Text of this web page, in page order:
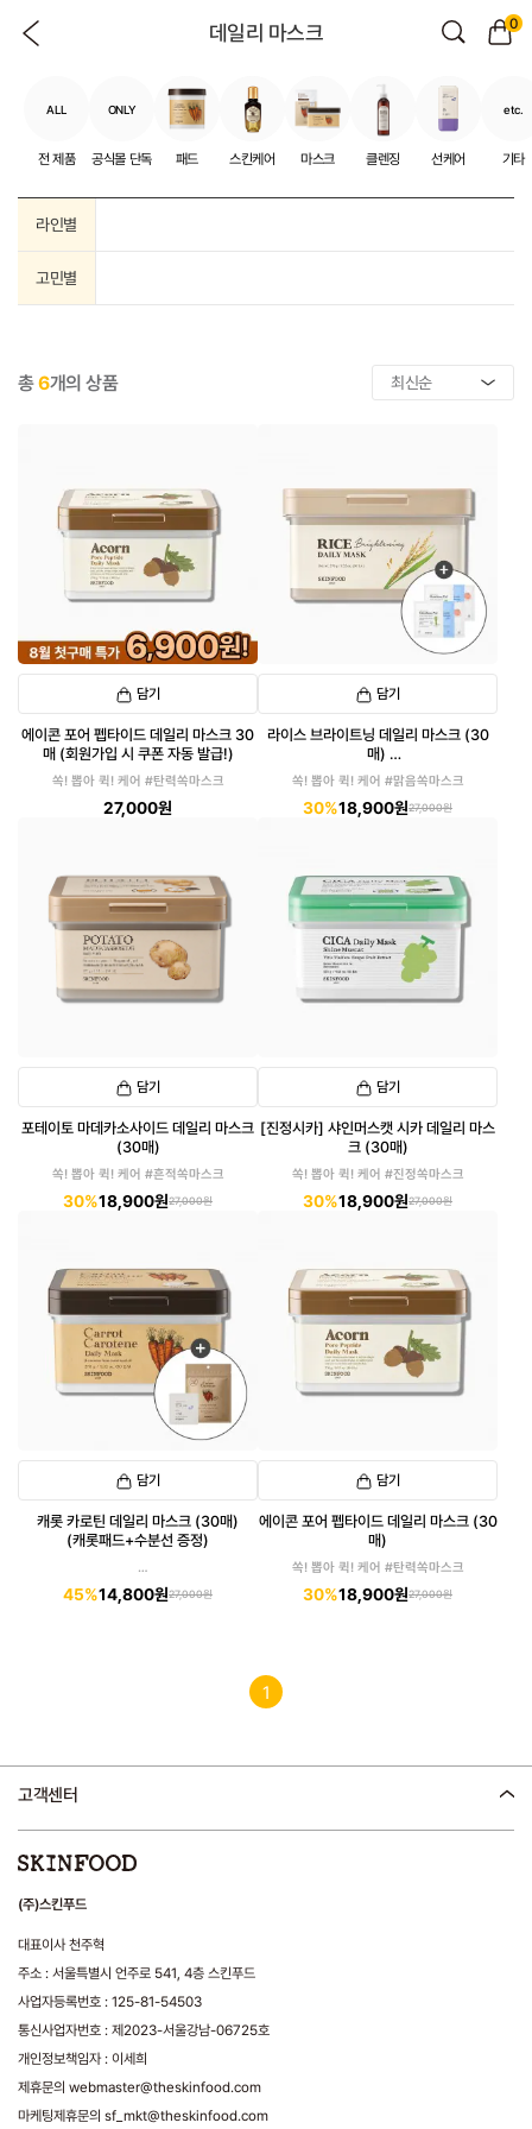
데일리 마스크 0
ALL
전 제품
ONLY
공식몰 단독 패드 스킨케어 마스크 클렌징 선케어
etc.
기타
라인별
고민별
총6개의 상품
담기
에이콘 포어 펩타이드 데일리 마스크 30
매 (회원가입 시 쿠폰 자동 발급!)
쏙! 뽑아 퀵! 케어 #탄력쏙마스크
27,000원
담기
라이스 브라이트닝 데일리 마스크 (30
매)
(패드 6매입 증정)
쏙! 뽑아 퀵! 케어 #맑음쏙마스크
30%18,900원27,000원
담기
포테이토 마데카소사이드 데일리 마스크
(30매)
쏙! 뽑아 퀵! 케어 #흔적쏙마스크
30%18,900원27,000원
담기
[진정시카] 샤인머스캣 시카 데일리 마스
크 (30매)
쏙! 뽑아 퀵! 케어 #진정쏙마스크
30%18,900원27,000원
담기
캐롯 카로틴 데일리 마스크 (30매)
(캐롯패드+수분선 증정)
45%14,800원27,000원
담기
에이콘 포어 펩타이드 데일리 마스크 (30
매)
쏙! 뽑아 퀵! 케어 #탄력쏙마스크
30%18,900원27,000원
1
고객센터
(주)스킨푸드
대표이사 천주혁
주소 : 서울특별시 언주로 541, 4층 스킨푸드
사업자등록번호 : 125-81-54503
통신사업자번호 : 제2023-서울강남-06725호
개인정보책임자 : 이세희
제휴문의 webmaster@theskinfood.com
마케팅제휴문의 sf_mkt@theskinfood.com